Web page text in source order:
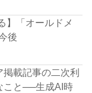
】「オールドメ
後
掲載記事の二次利
こと──生成AI時